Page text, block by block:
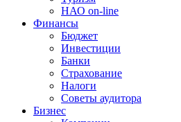
НАО on-line
Финансы
Бюджет
Инвестиции
Банки
Страхование
Налоги
Советы аудитора
Бизнес